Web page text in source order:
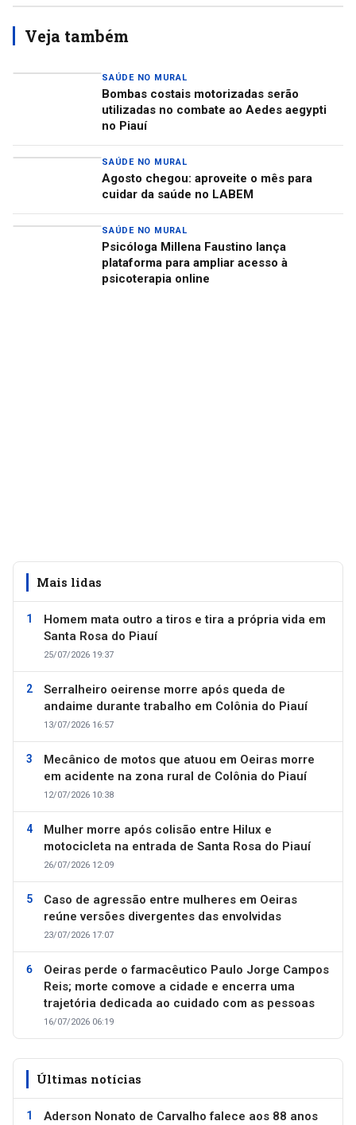
Veja também
SAÚDE NO MURAL
Bombas costais motorizadas serão
utilizadas no combate ao Aedes aegypti
no Piauí
SAÚDE NO MURAL
Agosto chegou: aproveite o mês para
cuidar da saúde no LABEM
SAÚDE NO MURAL
Psicóloga Millena Faustino lança
plataforma para ampliar acesso à
psicoterapia online
Mais lidas
Homem mata outro a tiros e tira a própria vida em
Santa Rosa do Piauí
25/07/2026 19:37
Serralheiro oeirense morre após queda de
andaime durante trabalho em Colônia do Piauí
13/07/2026 16:57
Mecânico de motos que atuou em Oeiras morre
em acidente na zona rural de Colônia do Piauí
12/07/2026 10:38
Mulher morre após colisão entre Hilux e
motocicleta na entrada de Santa Rosa do Piauí
26/07/2026 12:09
Caso de agressão entre mulheres em Oeiras
reúne versões divergentes das envolvidas
23/07/2026 17:07
Oeiras perde o farmacêutico Paulo Jorge Campos
Reis; morte comove a cidade e encerra uma
trajetória dedicada ao cuidado com as pessoas
16/07/2026 06:19
Últimas notícias
Aderson Nonato de Carvalho falece aos 88 anos